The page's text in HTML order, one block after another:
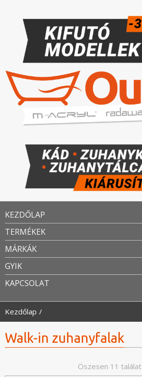
KEZDŐLAP
TERMÉKEK
MÁRKÁK
GYIK
KAPCSOLAT
Kezdőlap
Walk-in zuhanyfalak
Öszesen 11 találat